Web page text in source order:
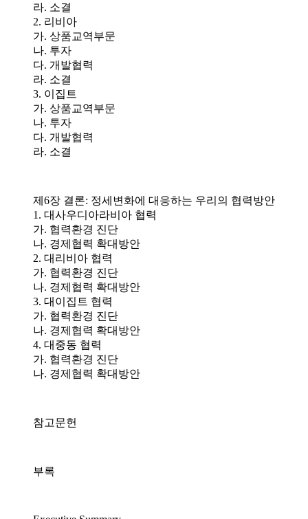
라. 소결
2. 리비아
가. 상품교역부문
나. 투자
다. 개발협력
라. 소결
3. 이집트
가. 상품교역부문
나. 투자
다. 개발협력
라. 소결
제6장 결론: 정세변화에 대응하는 우리의 협력방안
1. 대사우디아라비아 협력
가. 협력환경 진단
나. 경제협력 확대방안
2. 대리비아 협력
가. 협력환경 진단
나. 경제협력 확대방안
3. 대이집트 협력
가. 협력환경 진단
나. 경제협력 확대방안
4. 대중동 협력
가. 협력환경 진단
나. 경제협력 확대방안
참고문헌
부록